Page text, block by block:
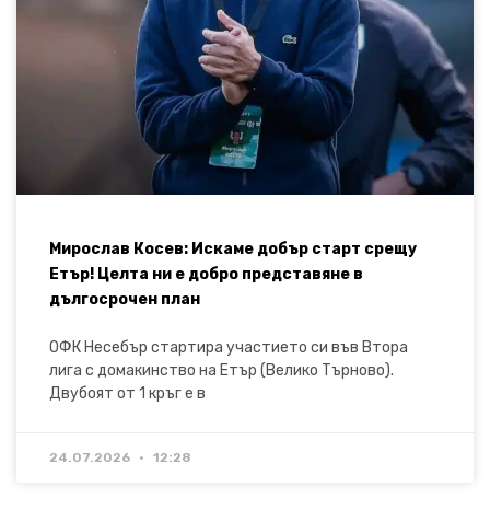
Мирослав Косев: Искаме добър старт срещу
Етър! Целта ни е добро представяне в
дългосрочен план
ОФК Несебър стартира участието си във Втора
лига с домакинство на Етър (Велико Търново).
Двубоят от 1 кръг е в
24.07.2026 12:28